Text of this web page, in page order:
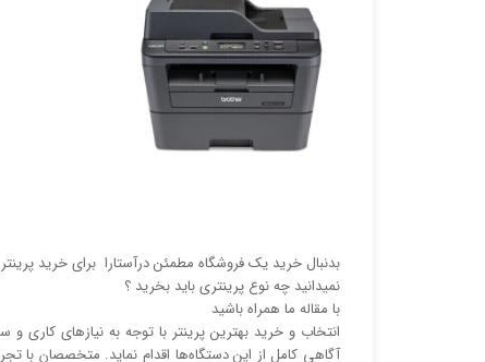
بدنبال خرید یک فروشگاه مطمئن درآستارا برای خرید
نمیدانید چه نوع پرینتری باید بخرید ؟
با مقاله ما همراه باشید
انتخاب و خرید بهترین پرینتر با توجه به نیاز‌‌های
آگاهی کامل از این دستگاه‌ها اقدام نماید. متخصصان با